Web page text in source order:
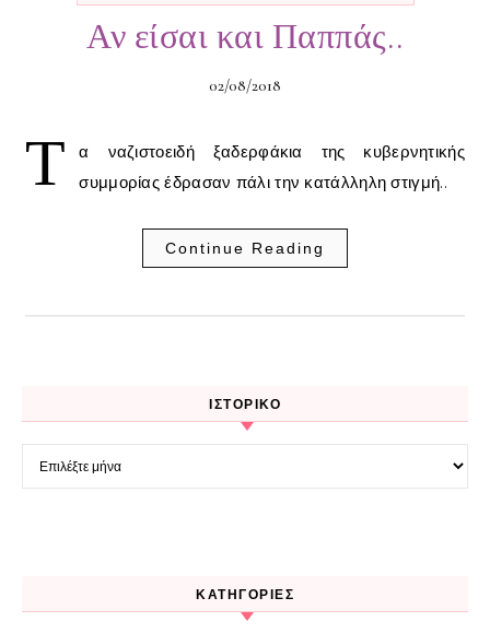
Αν είσαι και Παππάς..
02/08/2018
Τ
α ναζιστοειδή ξαδερφάκια της κυβερνητικής
συμμορίας έδρασαν πάλι την κατάλληλη στιγμή..
Continue Reading
ΙΣΤΟΡΙΚΌ
KΑΤΗΓΟΡΊΕΣ